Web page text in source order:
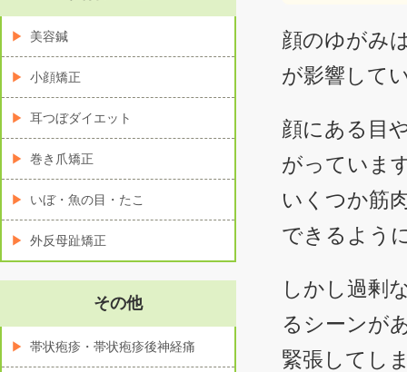
顔のゆがみ
が影響して
顔にある目
がっていま
いくつか筋
できるよう
しかし過剰
るシーンが
緊張してし
美容鍼
小顔矯正
耳つぼダイエット
巻き爪矯正
いぼ・魚の目・たこ
外反母趾矯正
その他
帯状疱疹・帯状疱疹後神経痛